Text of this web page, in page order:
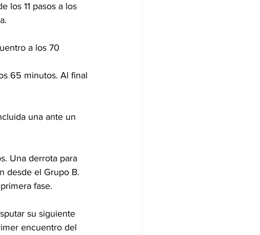
los 11 pasos a los
a los 70
65 minutos. Al final
una ante un
Una derrota para
desde el Grupo B.
fase.
su siguiente
encuentro del